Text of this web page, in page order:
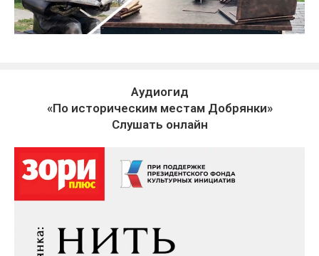
Аудиогид
«По историческим местам Добрянки»
Слушать онлайн